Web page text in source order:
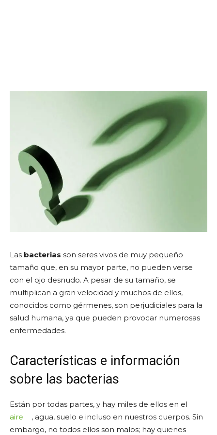
Las bacterias son seres vivos de muy pequeño
tamaño que, en su mayor parte, no pueden verse
con el ojo desnudo. A pesar de su tamaño, se
multiplican a gran velocidad y muchos de ellos,
conocidos como gérmenes, son perjudiciales para la
salud humana, ya que pueden provocar numerosas
enfermedades.
Características e información
sobre las bacterias
Están por todas partes, y hay miles de ellos en el
aire
, agua, suelo e incluso en nuestros cuerpos. Sin
embargo, no todos ellos son malos; hay quienes